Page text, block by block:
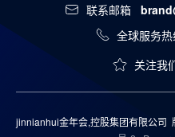
联系邮箱
全球服务热
关注我
jinnianhui金年会,控股集团有限公司